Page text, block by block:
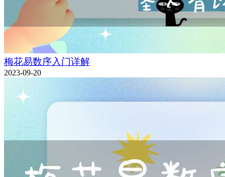
梅花易数序入门详解
2023-09-20